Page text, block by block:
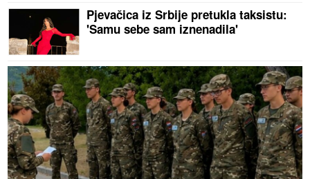
Pjevačica iz Srbije pretukla taksistu:
'Samu sebe sam iznenadila'